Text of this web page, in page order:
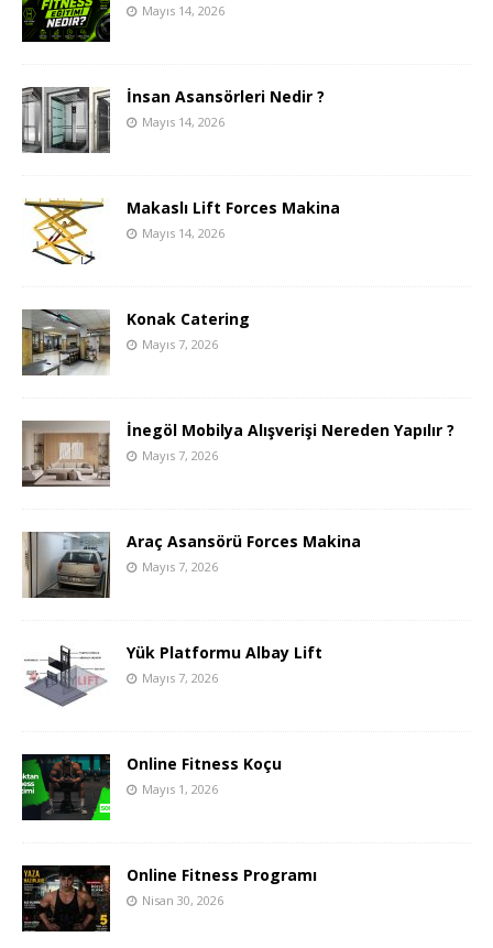
Mayıs 14, 2026
İnsan Asansörleri Nedir ?
Mayıs 14, 2026
Makaslı Lift Forces Makina
Mayıs 14, 2026
Konak Catering
Mayıs 7, 2026
İnegöl Mobilya Alışverişi Nereden Yapılır ?
Mayıs 7, 2026
Araç Asansörü Forces Makina
Mayıs 7, 2026
Yük Platformu Albay Lift
Mayıs 7, 2026
Online Fitness Koçu
Mayıs 1, 2026
Online Fitness Programı
Nisan 30, 2026